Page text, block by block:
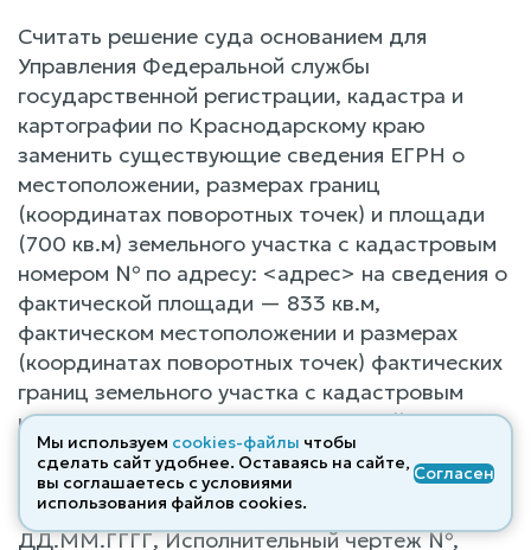
Считать решение суда основанием для
Управления Федеральной службы
государственной регистрации, кадастра и
картографии по Краснодарскому краю
заменить существующие сведения ЕГРН о
местоположении, размерах границ
(координатах поворотных точек) и площади
(700 кв.м) земельного участка с кадастровым
номером № по адресу: <адрес> на сведения о
фактической площади — 833 кв.м,
фактическом местоположении и размерах
(координатах поворотных точек) фактических
границ земельного участка с кадастровым
номером № по адресу: <адрес>, район
<адрес> полученных в результате
производства экспертного заключения №
(лист №, № Экспертного заключения № от
ДД.ММ.ГГГГ, Исполнительный чертеж №,
Мы используем cookies-файлы чтобы
сделать сайт удобнее. Оставаясь на сайте,
вы соглашаетесь с условиями
использования файлов cооkies.
Согласен